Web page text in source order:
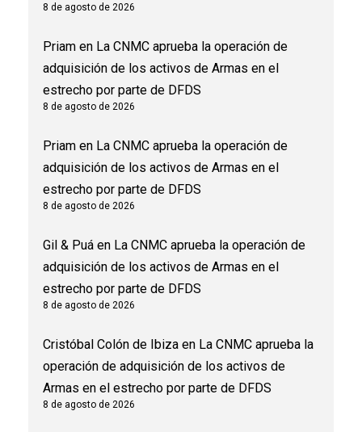
8 de agosto de 2026
Priam en La CNMC aprueba la operación de
adquisición de los activos de Armas en el
estrecho por parte de DFDS
8 de agosto de 2026
Priam en La CNMC aprueba la operación de
adquisición de los activos de Armas en el
estrecho por parte de DFDS
8 de agosto de 2026
Gil & Puá en La CNMC aprueba la operación de
adquisición de los activos de Armas en el
estrecho por parte de DFDS
8 de agosto de 2026
Cristóbal Colón de Ibiza en La CNMC aprueba la
operación de adquisición de los activos de
Armas en el estrecho por parte de DFDS
8 de agosto de 2026